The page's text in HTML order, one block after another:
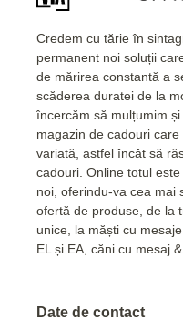
Credem cu tărie în
permanent noi soluții
de mărirea constantă a
scăderea duratei de la
încercăm să mulțumim
magazin de cadouri
variată, astfel încât să
cadouri. Online totul
noi, oferindu-va cea mai
ofertă de produse, de la
unice, la măști cu
EL și EA, căni cu mesaj
Date de contact